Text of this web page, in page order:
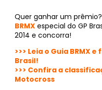
Quer ganhar um
BRMX especial do GP
2014 e concorra!
>>> Leia o Guia BRMX
Brasil!
>>> Confira a
Motocross